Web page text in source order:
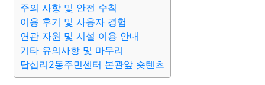
게임 스포츠 사진 대출
맛집 IT 컴퓨터 기술
의료 의학 경제 마케팅 부동산
주의 사항 및 안전 수칙
이용 후기 및 사용자 경험
연관 자원 및 시설 이용 안내
기타 유의사항 및 마무리
답십리2동주민센터 본관앞 숏텐츠